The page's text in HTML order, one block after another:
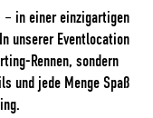
– in einer einzigartigen
unserer Eventlocation
Rennen, sondern
und jede Menge Spaß